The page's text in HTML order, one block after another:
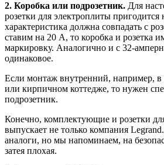
2. Коробка или подрозетник. Для
розетки для электроплиты пригодится
характеристика должна совпадать с
ставим на 20 А, то коробка и розетка
маркировку. Аналогично и с 32-
одинаковое.
Если монтаж внутренний, например, в
или кирпичном коттедже, то нужен
подрозетник.
Конечно, комплектующие и розетки
выпускает не только компания
аналоги, но мы напоминаем, на
затея плохая.